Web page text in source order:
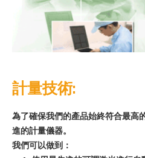
計量技術:
為了確保我們的產品始終符合最高
進的計量儀器。
我們可以做到：